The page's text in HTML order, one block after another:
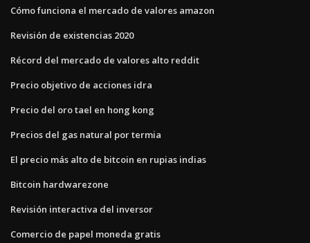
Cómo funciona el mercado de valores amazon
Revisión de existencias 2020
Récord del mercado de valores alto reddit
Precio objetivo de acciones idra
Precio del oro tael en hong kong
Precios del gas natural por termia
El precio más alto de bitcoin en rupias indias
Bitcoin hardwarezone
Revisión interactiva del inversor
Comercio de papel moneda gratis